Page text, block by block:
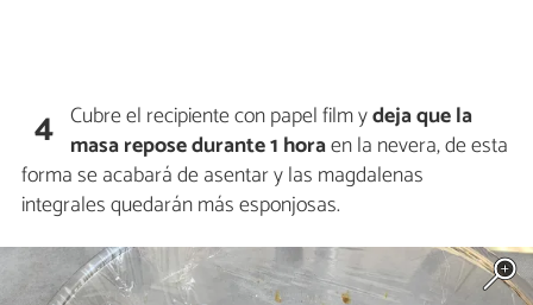
4 Cubre el recipiente con papel film ydeja que la
masa repose durante 1 horaen la nevera, de esta
forma se acabará de asentar y las magdalenas
integrales quedarán más esponjosas.